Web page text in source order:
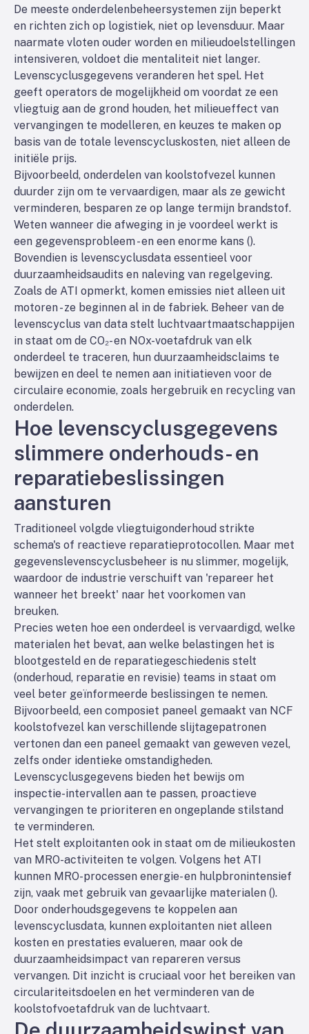
De meeste onderdelenbeheersystemen zijn beperkt
en richten zich op logistiek, niet op levensduur. Maar
naarmate vloten ouder worden en milieudoelstellingen
intensiveren, voldoet die mentaliteit niet langer.
Levenscyclusgegevens veranderen het spel. Het
geeft operators de mogelijkheid om voordat ze een
vliegtuig aan de grond houden, het milieueffect van
vervangingen te modelleren, en keuzes te maken op
basis van de totale levenscycluskosten, niet alleen de
initiële prijs.
Bijvoorbeeld, onderdelen van koolstofvezel kunnen
duurder zijn om te vervaardigen, maar als ze gewicht
verminderen, besparen ze op lange termijn brandstof.
Weten wanneer die afweging in je voordeel werkt is
een gegevensprobleem - en een enorme kans ().
Bovendien is levenscyclusdata essentieel voor
duurzaamheidsaudits en naleving van regelgeving.
Zoals de ATI opmerkt, komen emissies niet alleen uit
motoren - ze beginnen al in de fabriek. Beheer van de
levenscyclus van data stelt luchtvaartmaatschappijen
in staat om de CO₂- en NOx-voetafdruk van elk
onderdeel te traceren, hun duurzaamheidsclaims te
bewijzen en deel te nemen aan initiatieven voor de
circulaire economie, zoals hergebruik en recycling van
onderdelen.
Hoe levenscyclusgegevens
slimmere onderhouds- en
reparatiebeslissingen
aansturen
Traditioneel volgde vliegtuigonderhoud strikte
schema's of reactieve reparatieprotocollen. Maar met
gegevenslevenscyclusbeheer is nu slimmer, mogelijk,
waardoor de industrie verschuift van 'repareer het
wanneer het breekt' naar het voorkomen van
breuken.
Precies weten hoe een onderdeel is vervaardigd, welke
materialen het bevat, aan welke belastingen het is
blootgesteld en de reparatiegeschiedenis stelt
(onderhoud, reparatie en revisie) teams in staat om
veel beter geïnformeerde beslissingen te nemen.
Bijvoorbeeld, een composiet paneel gemaakt van NCF
koolstofvezel kan verschillende slijtagepatronen
vertonen dan een paneel gemaakt van geweven vezel,
zelfs onder identieke omstandigheden.
Levenscyclusgegevens bieden het bewijs om
inspectie-intervallen aan te passen, proactieve
vervangingen te prioriteren en ongeplande stilstand
te verminderen.
Het stelt exploitanten ook in staat om de milieukosten
van MRO-activiteiten te volgen. Volgens het ATI
kunnen MRO-processen energie- en hulpbronintensief
zijn, vaak met gebruik van gevaarlijke materialen ().
Door onderhoudsgegevens te koppelen aan
levenscyclusdata, kunnen exploitanten niet alleen
kosten en prestaties evalueren, maar ook de
duurzaamheidsimpact van repareren versus
vervangen. Dit inzicht is cruciaal voor het bereiken van
circulariteitsdoelen en het verminderen van de
koolstofvoetafdruk van de luchtvaart.